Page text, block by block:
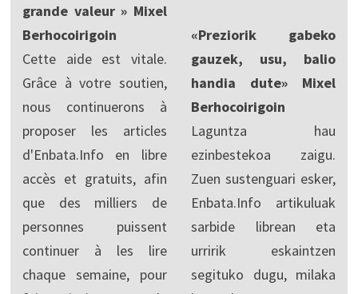
grande valeur » Mixel
Berhocoirigoin
Cette aide est vitale.
Grâce à votre soutien,
nous continuerons à
proposer les articles
d'Enbata.Info en libre
accès et gratuits, afin
que des milliers de
personnes puissent
continuer à les lire
chaque semaine, pour
«Preziorik gabeko
gauzek, usu, balio
handia dute» Mixel
Berhocoirigoin
Laguntza hau
ezinbestekoa zaigu.
Zuen sustenguari esker,
Enbata.Info artikuluak
sarbide librean eta
urririk eskaintzen
segituko dugu, milaka